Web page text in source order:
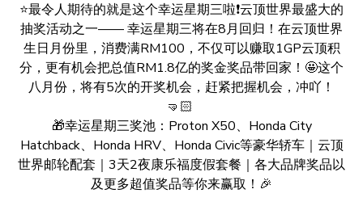
⭐️最令人期待的就是这个幸运星期三啦❗️云顶世界最盛大的
抽奖活动之一—— 幸运星期三将在8月回归！在云顶世界
生日月份里，消费满RM100，不仅可以赚取1GP云顶积
分，更有机会把总值RM1.8亿的奖金奖品带回家！🤩这个
八月份，将有5次的开奖机会，赶紧把握机会，冲吖！
🤜🏻
🎁幸运星期三奖池：Proton X50、Honda City
Hatchback、Honda HRV、Honda Civic等豪华轿车｜云顶
世界邮轮配套｜3天2夜康乐福度假套餐｜各大品牌奖品以
及更多超值奖品等你来赢取！🎉